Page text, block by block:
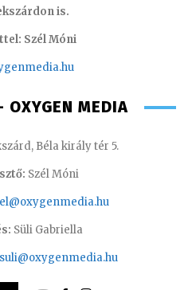
is.
Szél Móni
OXYGEN MEDIA
Béla király tér 5.
Szél Móni
Süli Gabriella